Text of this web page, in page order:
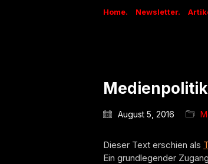
Home. Newsletter.
August 5, 2016
Dieser Text erschien als
Ein grundlegender